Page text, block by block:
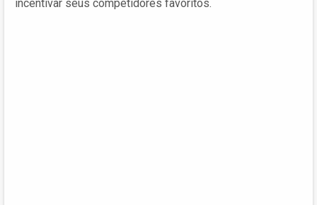
incentivar seus competidores favoritos.